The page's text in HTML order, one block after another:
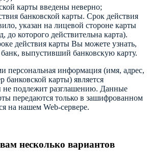
карты введены неверно;
банковской карты. Срок действия
указан на лицевой стороне карты
до которого действительна карта).
действия карты Вы можете узнать,
выпустивший банковскую карту.
персональная информация (имя, адрес,
банковской карты) является
не подлежит разглашению. Данные
передаются только в зашифрованном
на нашем Web-сервере.
несколько вариантов